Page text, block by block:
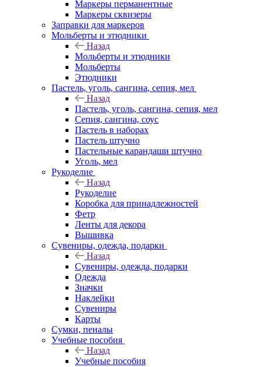
Маркеры перманентные
Маркеры сквизеры
Заправки для маркеров
Мольберты и этюдники
Назад
Мольберты и этюдники
Мольберты
Этюдники
Пастель, уголь, сангина, сепия, мел
Назад
Пастель, уголь, сангина, сепия, мел
Сепия, сангина, соус
Пастель в наборах
Пастель штучно
Пастельные карандаши штучно
Уголь, мел
Рукоделие
Назад
Рукоделие
Коробка для принадлежностей
Фетр
Ленты для декора
Вышивка
Сувениры, одежда, подарки
Назад
Сувениры, одежда, подарки
Одежда
Значки
Наклейки
Сувениры
Карты
Сумки, пеналы
Учебные пособия
Назад
Учебные пособия